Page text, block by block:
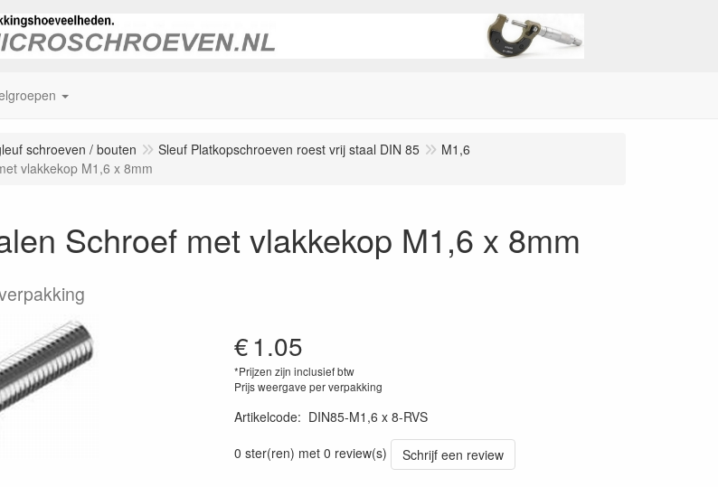
schroeven / bouten Sleuf Platkopschroeven roest vrij staal DIN 85
M1,6
vlakkekop M1,6 x 8mm
Schroef met vlakkekop M1,6 x 8mm
€1.05
*Prijzen zijn inclusief btw
Prijs weergave per verpakking
Artikelcode: DIN85-M1,6 x 8-RVS
0 ster(ren) met 0 review(s)
Schrijf een review